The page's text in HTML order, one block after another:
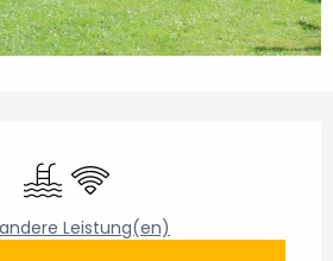
Schwimmbad
Wi-Fi
andere Leistung(en)